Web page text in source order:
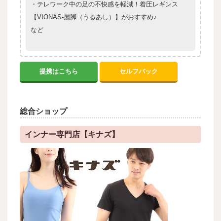
・テレワーク中の足の不快感を軽減！着圧レギンス
【VIONAS-麗脚（うるあし）】がおすすめ♪
など
提携はこちら セルフバック
総合ショップ
インナー専門店【キナズ】